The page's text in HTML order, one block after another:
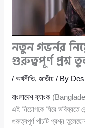
নতুন গভর্নর
গুরুত্বপূর্ণ
/অর্থনীতি,জাতীয় / By
বাংলাদেশ ব্যাংক
এই নিয়োগকে ঘিরে ভবিষ্যতে
গুরুত্বপূর্ণ পাঁচটি প্রশ্ন